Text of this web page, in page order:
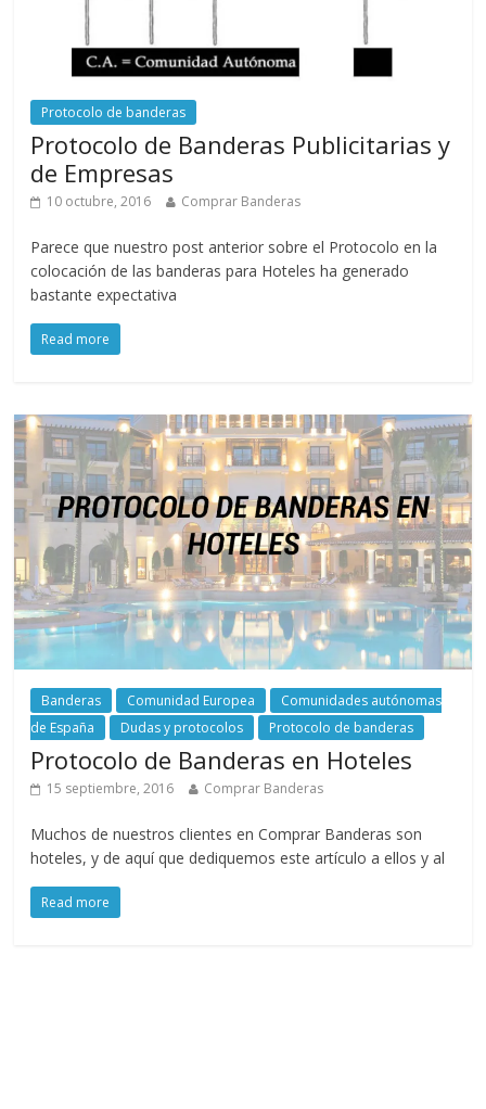
Protocolo de banderas
Protocolo de Banderas Publicitarias y
de Empresas
10 octubre, 2016 Comprar Banderas
Parece que nuestro post anterior sobre el Protocolo en la
colocación de las banderas para Hoteles ha generado
bastante expectativa
Read more
Banderas Comunidad Europea
Comunidades autónomas
de España
Dudas y protocolos Protocolo de banderas
Protocolo de Banderas en Hoteles
15 septiembre, 2016 Comprar Banderas
Muchos de nuestros clientes en Comprar Banderas son
hoteles, y de aquí que dediquemos este artículo a ellos y al
Read more